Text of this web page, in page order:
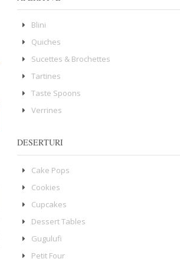
Blini
Quiches
Sucettes & Brochettes
Tartines
Taste Spoons
Verrines
DESERTURI
Cake Pops
Cookies
Cupcakes
Dessert Tables
Gugulufi
Petit Four